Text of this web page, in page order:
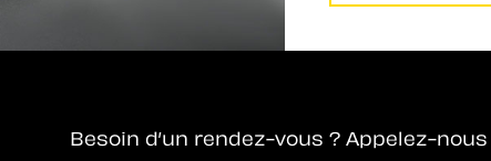
Besoin d’un rendez-vous ? Appelez-nous